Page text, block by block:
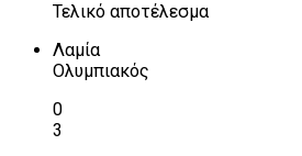
Τελικό αποτέλεσμα
Λαμία
Ολυμπιακός
0
3